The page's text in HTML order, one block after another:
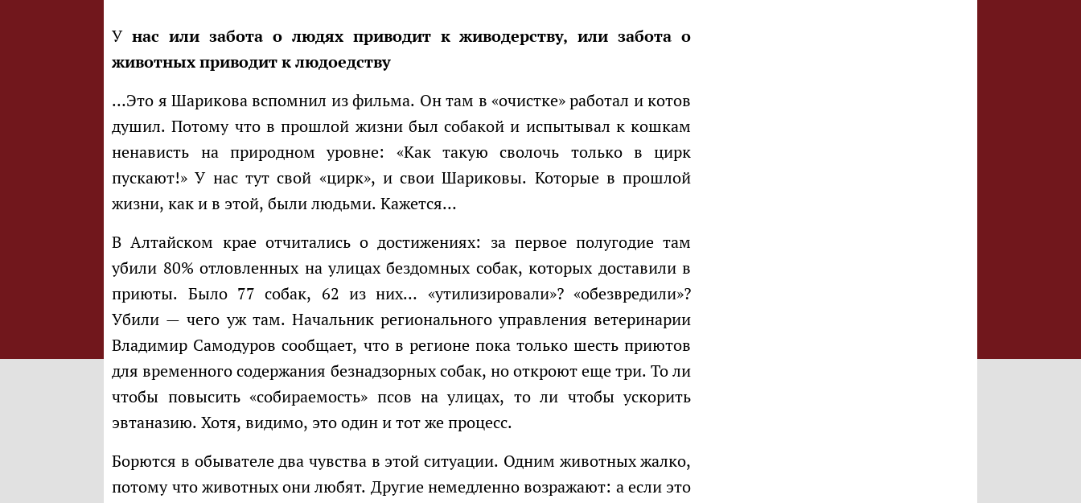
У нас или забота о людях приводит к живодерству, или забота о
животных приводит к людоедству
…Это я Шарикова вспомнил из фильма. Он там в «очистке» работал и котов
душил. Потому что в прошлой жизни был собакой и испытывал к кошкам
ненависть на природном уровне: «Как такую сволочь только в цирк
пускают!» У нас тут свой «цирк», и свои Шариковы. Которые в прошлой
жизни, как и в этой, были людьми. Кажется…
В Алтайском крае отчитались о достижениях: за первое полугодие там
убили 80% отловленных на улицах бездомных собак, которых доставили в
приюты. Было 77 собак, 62 из них… «утилизировали»? «обезвредили»?
Убили — чего уж там. Начальник регионального управления ветеринарии
Владимир Самодуров сообщает, что в регионе пока только шесть приютов
для временного содержания безнадзорных собак, но откроют еще три. То ли
чтобы повысить «собираемость» псов на улицах, то ли чтобы ускорить
эвтаназию. Хотя, видимо, это один и тот же процесс.
Борются в обывателе два чувства в этой ситуации. Одним животных жалко,
потому что животных они любят. Другие немедленно возражают: а если это